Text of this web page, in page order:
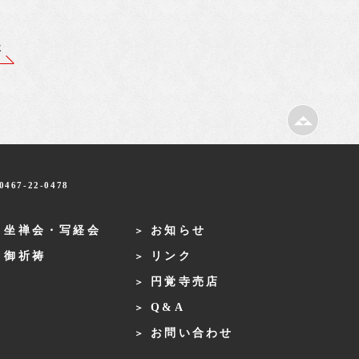
22-0478
坐禅会・写経会
御祈祷
お知らせ
リンク
円覚寺売店
Q&A
お問い合わせ